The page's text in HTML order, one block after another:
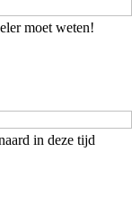
moet weten!
in deze tijd